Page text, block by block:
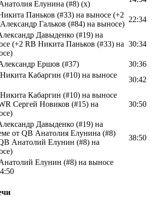
Елунина (#8) (х)
Паньков (#33) на выносе (+2
Гальков (#84) на выносе)
22:34
Давыденко (#19) на
(+2 RB Никита Паньков (#33) на 30:34
Ершов (#37)
30:36
Кабаргин (#10) на выносе
30:42
Кабаргин (#10) на выносе
Сергей Новиков (#15) на
30:50
Давыденко (#19) на
от QB Анатолия Елунина (#8)
Анатолий Елунин (#8) на
38:50
Елунин (#8) на выносе